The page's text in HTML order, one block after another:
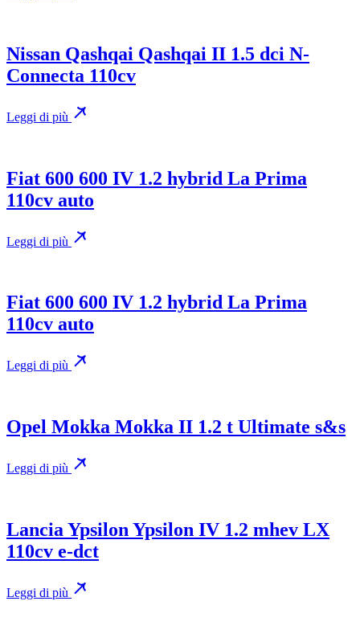
Nissan Qashqai Qashqai II 1.5 dci N-
Connecta 110cv
Leggi di più
Fiat 600 600 IV 1.2 hybrid La Prima
110cv auto
Leggi di più
Fiat 600 600 IV 1.2 hybrid La Prima
110cv auto
Leggi di più
Opel Mokka Mokka II 1.2 t Ultimate s&s
Leggi di più
Lancia Ypsilon Ypsilon IV 1.2 mhev LX
110cv e-dct
Leggi di più